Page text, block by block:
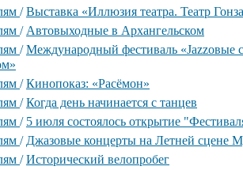
/Выставка «Иллюзия театра. Театр
/ Автовыходные в Архангельском
/Международный фестиваль «Jazzовые
/Кинопоказ: «Расёмон»
/Когда день начинается с танцев
/ 5 июля состоялось открытие
/ Джазовые концерты на Летней сцене
/Исторический велопробег